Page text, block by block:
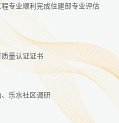
专业顺利完成住建部专业评估
量认证证书
乐水社区调研